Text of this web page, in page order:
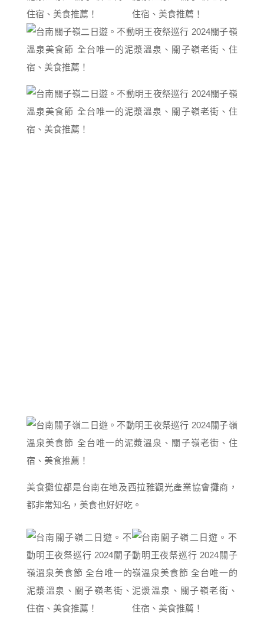
美食攤位都是台南在地及西拉雅觀光產業協會攤商，
都非常知名，美食也好好吃。